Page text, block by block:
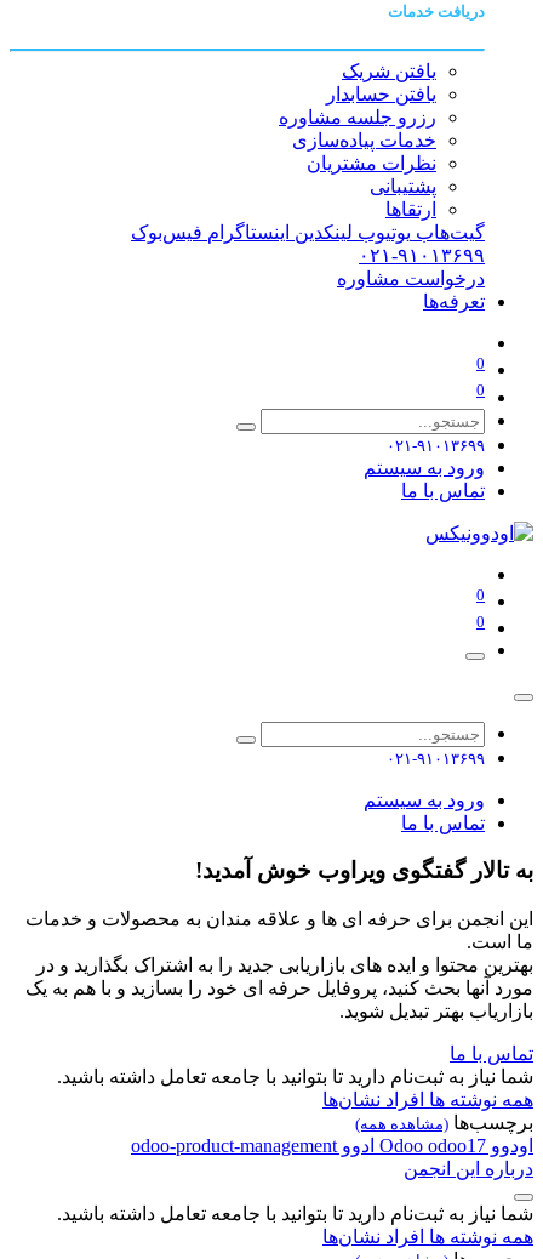
دریافت خدمات
یافتن شریک
یافتن حسابدار
رزرو جلسه مشاوره
خدمات پیاده‌سازی
نظرات مشتریان
پشتیبانی
ارتقاها
گیت‌هاب یوتیوب لینکدین اینستاگرام فیس‌بوک
۰۲۱-۹۱۰۱۳۶۹۹
درخواست مشاوره
تعرفه‌ها
0
0
۰۲۱-۹۱۰۱۳۶۹۹
ورود به سیستم
تماس با ما
0
0
۰۲۱-۹۱۰۱۳۶۹۹
ورود به سیستم
تماس با ما
به تالار گفتگوی ویراوب خوش آمدید!
این انجمن برای حرفه ای ها و علاقه مندان به محصولات و خدمات
ما است.
بهترین محتوا و ایده های بازاریابی جدید را به اشتراک بگذارید و در
مورد آنها بحث کنید، پروفایل حرفه ای خود را بسازید و با هم به یک
بازاریاب بهتر تبدیل شوید.
تماس با ما
شما نیاز به ثبت‌نام دارید تا بتوانید با جامعه تعامل داشته باشید.
همه نوشته ها افراد نشان‌ها
برچسب‌ها (مشاهده همه)
اودوو Odoo odoo17 ادوو odoo-product-management
درباره این انجمن
شما نیاز به ثبت‌نام دارید تا بتوانید با جامعه تعامل داشته باشید.
همه نوشته ها افراد نشان‌ها